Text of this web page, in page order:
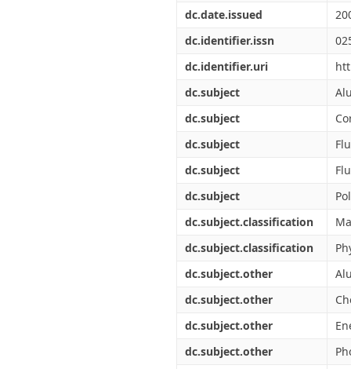
dc.date.issued
dc.identifier.issn
dc.identifier.uri
dc.subject
dc.subject
dc.subject
dc.subject
dc.subject
dc.subject.classification
dc.subject.classification
dc.subject.other
dc.subject.other
dc.subject.other
dc.subject.other